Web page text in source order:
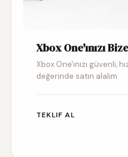
Xbox One'ınızı
Xbox One'ınızı güvenli,
değerinde satın alalım
TEKLIF AL